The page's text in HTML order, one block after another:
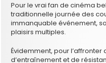
Pour le vrai fan de cinéma
traditionnelle journée des
immanquable événement,
plaisirs multiples.
Évidemment, pour l’affronter
d’entraînement et de